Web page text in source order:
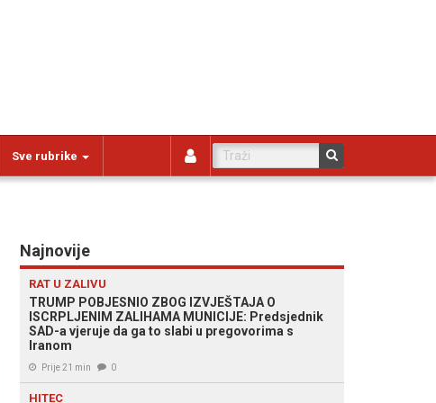
Sve rubrike
Najnovije
RAT U ZALIVU
TRUMP POBJESNIO ZBOG IZVJEŠTAJA O
ISCRPLJENIM ZALIHAMA MUNICIJE: Predsjednik
SAD-a vjeruje da ga to slabi u pregovorima s
Iranom
Prije 21 min 0
HITEC